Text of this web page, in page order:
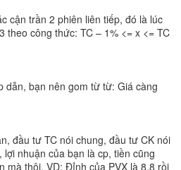
cận trần 2 phiên liên tiếp, đó là lúc
theo công thức: TC – 1% <= x <= TC
dẫn, bạn nên gom từ từ: Giá càng
đầu tư TC nói chung, đầu tư CK nói
nhuận của bạn là cp, tiền cũng
mà thôi. VD: Đỉnh của PVX là 8.8 rồi